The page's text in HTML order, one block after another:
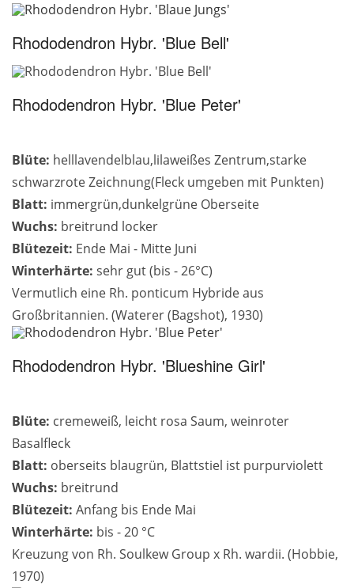
Rhododendron Hybr. 'Blue Bell'
Rhododendron Hybr. 'Blue Peter'
Blüte: helllavendelblau,lilaweißes Zentrum,starke
schwarzrote Zeichnung(Fleck umgeben mit Punkten)
Blatt: immergrün,dunkelgrüne Oberseite
Wuchs: breitrund locker
Blütezeit: Ende Mai - Mitte Juni
Winterhärte: sehr gut (bis - 26°C)
Vermutlich eine Rh. ponticum Hybride aus
Großbritannien. (Waterer (Bagshot), 1930)
Rhododendron Hybr. 'Blueshine Girl'
Blüte: cremeweiß, leicht rosa Saum, weinroter
Basalfleck
Blatt: oberseits blaugrün, Blattstiel ist purpurviolett
Wuchs: breitrund
Blütezeit: Anfang bis Ende Mai
Winterhärte: bis - 20 °C
Kreuzung von Rh. Soulkew Group x Rh. wardii. (Hobbie,
1970)